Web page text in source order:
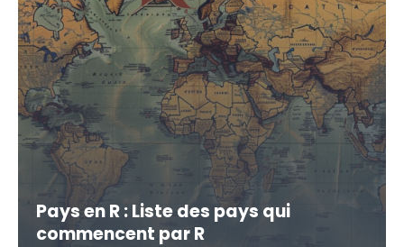
Pays en R : Liste des pays qui
commencent par R